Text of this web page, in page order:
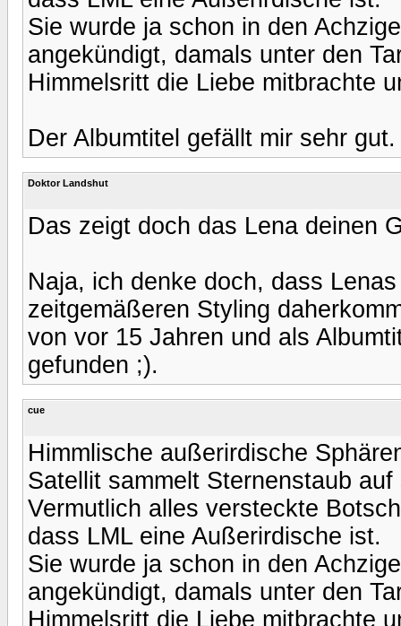
Sie wurde ja schon in den
angekündigt, damals unter den
Himmelsritt die Liebe mitbrachte
Der Albumtitel gefällt mir sehr gut.
Doktor Landshut
Das zeigt doch das Lena deinen
Naja, ich denke doch, dass
zeitgemäßeren Styling
von vor 15 Jahren und als
gefunden ;).
cue
Himmlische außerirdische
Satellit sammelt Sternenstaub
Vermutlich alles versteckte
dass LML eine Außerirdische ist.
Sie wurde ja schon in den
angekündigt, damals unter den
Himmelsritt die Liebe mitbrachte